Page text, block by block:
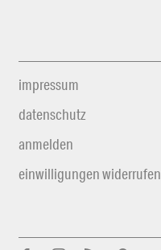
impressum
datenschutz
anmelden
einwilligungen widerrufen